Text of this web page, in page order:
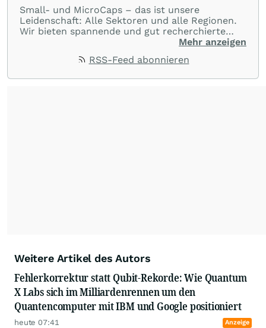
Small- und MicroCaps – das ist unsere
Leidenschaft: Alle Sektoren und alle Regionen.
Wir bieten spannende und gut recherchierte
Einblicke in branchen- und marktbezogene
umfangreiche Erfahrungen in der Branche und
Mehr anzeigen
RSS-Feed abonnieren
Weitere Artikel des Autors
Fehlerkorrektur statt Qubit-Rekorde: Wie Quantum
X Labs sich im Milliardenrennen um den
Quantencomputer mit IBM und Google positioniert
heute 07:41 Anzeige